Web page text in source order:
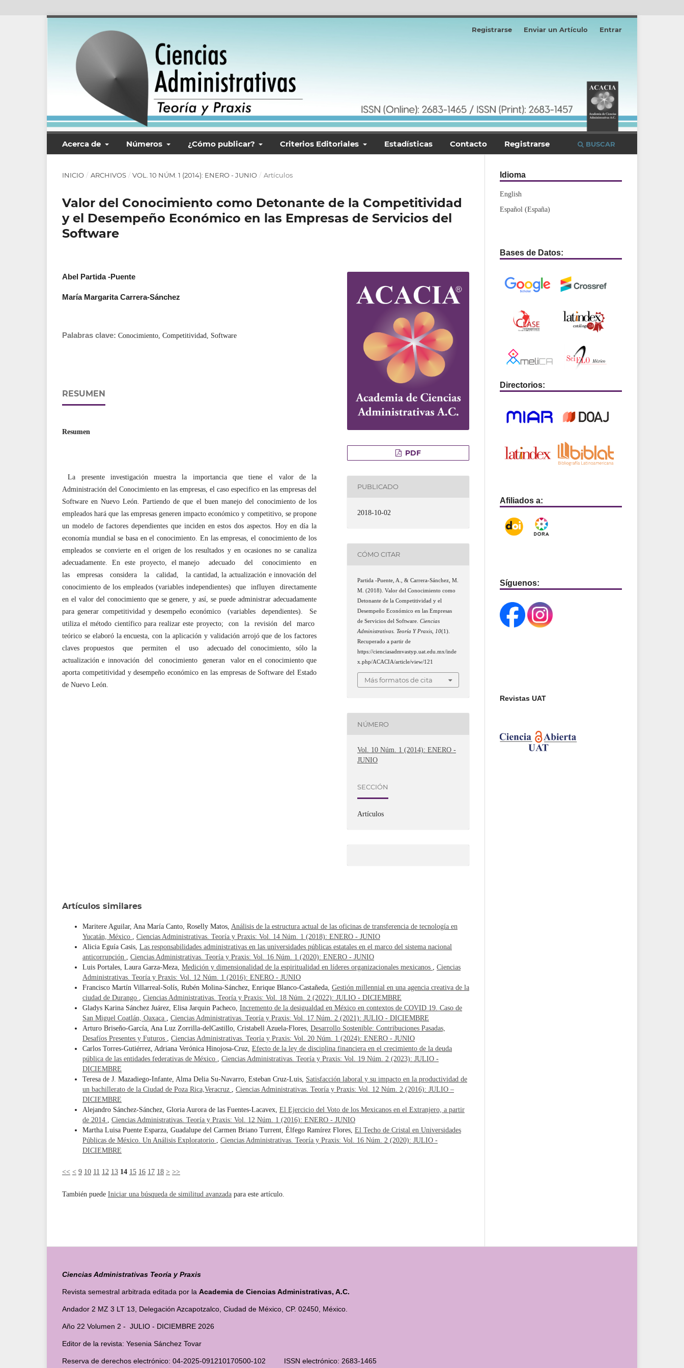
Acerca de Números ¿Cómo publicar? Criterios Editoriales Estadísticas Contacto Registrarse BUSCAR
Registrarse Enviar un Artículo Entrar
INICIO / ARCHIVOS / VOL. 10 NÚM. 1 (2014): ENERO - JUNIO / Artículos
Valor del Conocimiento como Detonante de la Competitividad
y el Desempeño Económico en las Empresas de Servicios del
Software
Abel Partida -Puente
María Margarita Carrera-Sánchez
Palabras clave: Conocimiento, Competitividad, Software
RESUMEN
Resumen
La presente investigación muestra la importancia que tiene el valor de la
Administración del Conocimiento en las empresas, el caso especifico en las empresas del
Software en Nuevo León. Partiendo de que el buen manejo del conocimiento de los
empleados hará que las empresas generen impacto económico y competitivo, se propone
un modelo de factores dependientes que inciden en estos dos aspectos. Hoy en día la
economía mundial se basa en el conocimiento. En las empresas, el conocimiento de los
empleados se convierte en el origen de los resultados y en ocasiones no se canaliza
adecuadamente. En este proyecto, el manejo adecuado del conocimiento en
las empresas considera la calidad, la cantidad, la actualización e innovación del
conocimiento de los empleados (variables independientes) que influyen directamente
en el valor del conocimiento que se genere, y así, se puede administrar adecuadamente
para generar competitividad y desempeño económico (variables dependientes). Se
utiliza el método científico para realizar este proyecto; con la revisión del marco
teórico se elaboró la encuesta, con la aplicación y validación arrojó que de los factores
claves propuestos que permiten el uso adecuado del conocimiento, sólo la
actualización e innovación del conocimiento generan valor en el conocimiento que
aporta competitividad y desempeño económico en las empresas de Software del Estado
de Nuevo León.
PDF
PUBLICADO
2018-10-02
CÓMO CITAR
Partida -Puente, A., & Carrera-Sánchez, M.
M. (2018). Valor del Conocimiento como
Detonante de la Competitividad y el
Desempeño Económico en las Empresas
de Servicios del Software.Ciencias
Administrativas. Teoría Y Praxis
10(1).
Recuperado a partir de
https://cienciasadmvastyp.uat.edu.mx/inde
x.php/ACACIA/article/view/121
Más formatos de cita
NÚMERO
Vol. 10 Núm. 1 (2014): ENERO -
JUNIO
SECCIÓN
Artículos
Artículos similares
Maritere Aguilar, Ana María Canto, Roselly Matos, Análisis de la estructura actual de las oficinas de transferencia de tecnología en
Yucatán, México
Ciencias Administrativas. Teoría y Praxis: Vol. 14 Núm. 1 (2018): ENERO - JUNIO
Alicia Eguía Casis, Las responsabilidades administrativas en las universidades públicas estatales en el marco del sistema nacional
anticorrupción
Ciencias Administrativas. Teoría y Praxis: Vol. 16 Núm. 1 (2020): ENERO - JUNIO
Luis Portales, Laura Garza-Meza, Medición y dimensionalidad de la espiritualidad en líderes organizacionales mexicanos
Ciencias
Administrativas. Teoría y Praxis: Vol. 12 Núm. 1 (2016): ENERO - JUNIO
Francisco Martín Villarreal-Solís, Rubén Molina-Sánchez, Enrique Blanco-Castañeda, Gestión millennial en una agencia creativa de la
ciudad de Durango
Ciencias Administrativas. Teoría y Praxis: Vol. 18 Núm. 2 (2022): JULIO - DICIEMBRE
Gladys Karina Sánchez Juárez, Elisa Jarquin Pacheco, Incremento de la desigualdad en México en contextos de COVID 19. Caso de
San Miguel Coatlán, Oaxaca
Ciencias Administrativas. Teoría y Praxis: Vol. 17 Núm. 2 (2021): JULIO - DICIEMBRE
Arturo Briseño-García, Ana Luz Zorrilla-delCastillo, Cristabell Azuela-Flores, Desarrollo Sostenible: Contribuciones Pasadas,
Desafíos Presentes y Futuros
Ciencias Administrativas. Teoría y Praxis: Vol. 20 Núm. 1 (2024): ENERO - JUNIO
Carlos Torres-Gutiérrez, Adriana Verónica Hinojosa-Cruz, Efecto de la ley de disciplina financiera en el crecimiento de la deuda
pública de las entidades federativas de México
Ciencias Administrativas. Teoría y Praxis: Vol. 19 Núm. 2 (2023): JULIO -
DICIEMBRE
Teresa de J. Mazadiego-Infante, Alma Delia Su-Navarro, Esteban Cruz-Luis, Satisfacción laboral y su impacto en la productividad de
un bachillerato de la Ciudad de Poza Rica,Veracruz
Ciencias Administrativas. Teoría y Praxis: Vol. 12 Núm. 2 (2016): JULIO –
DICIEMBRE
Alejandro Sánchez-Sánchez, Gloria Aurora de las Fuentes-Lacavex, El Ejercicio del Voto de los Mexicanos en el Extranjero, a partir
de 2014
Ciencias Administrativas. Teoría y Praxis: Vol. 12 Núm. 1 (2016): ENERO - JUNIO
Martha Luisa Puente Esparza, Guadalupe del Carmen Briano Turrent, Élfego Ramírez Flores, El Techo de Cristal en Universidades
Públicas de México. Un Análisis Exploratorio
Ciencias Administrativas. Teoría y Praxis: Vol. 16 Núm. 2 (2020): JULIO -
DICIEMBRE
<< < 9 10 11 12 13 14 15 16 17 18 > >>
También puede Iniciar una búsqueda de similitud avanzada para este artículo.
Idioma
English
Español (España)
Bases de Datos:
Directorios:
Afiliados a:
Síguenos:
Revistas UAT
Ciencias Administrativas Teoría y Praxis
Revista semestral arbitrada editada por la Academia de Ciencias Administrativas, A.C.
Andador 2 MZ 3 LT 13, Delegación Azcapotzalco, Ciudad de México, CP. 02450, México.
Año 22 Volumen 2 - JULIO - DICIEMBRE 2026
Editor de la revista: Yesenia Sánchez Tovar
Reserva de derechos electrónico: 04-2025-091210170500-102 ISSN electrónico: 2683-1465